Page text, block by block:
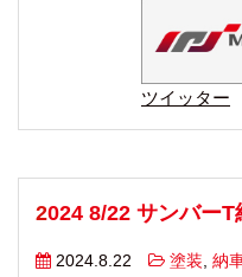
ツイッター
2024 8/22 サンバーT
2024.8.22 塗装, 納